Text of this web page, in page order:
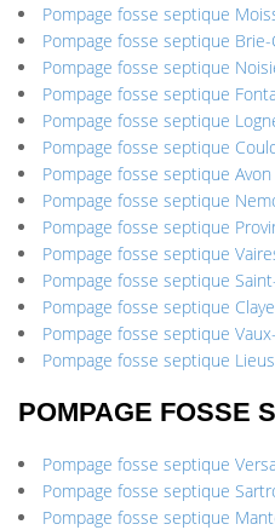
Pompage fosse septique
Pompage fosse septique
Pompage fosse septique
Pompage fosse septique
Pompage fosse septique
Pompage fosse septique
Pompage fosse septique Avon
Pompage fosse septique
Pompage fosse septique
Pompage fosse septique
Pompage fosse septique
Pompage fosse septique
Pompage fosse septique
Pompage fosse septique
POMPAGE FOSSE
Pompage fosse septique
Pompage fosse septique
Pompage fosse septique